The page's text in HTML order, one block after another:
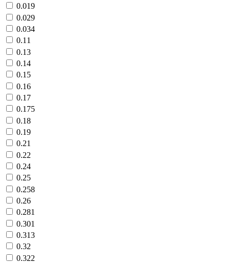
0.019
0.029
0.034
0.11
0.13
0.14
0.15
0.16
0.17
0.175
0.18
0.19
0.21
0.22
0.24
0.25
0.258
0.26
0.281
0.301
0.313
0.32
0.322